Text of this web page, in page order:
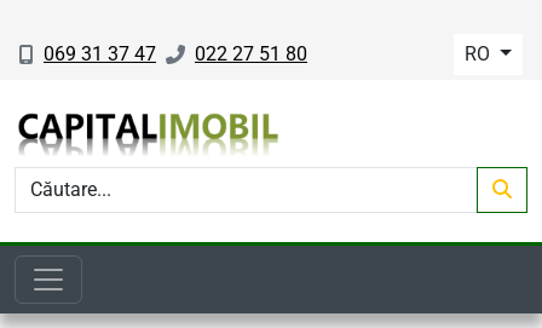
069 31 37 47 022 27 51 80 RO